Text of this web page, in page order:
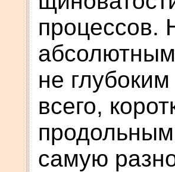
процессов.
не
всего,
самую